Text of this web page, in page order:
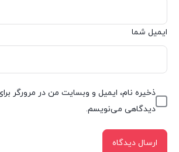
ایمیل شما
ذخیره نام، ایمیل و وبسایت من در مرورگر
دیدگاهی می‌نویسم.